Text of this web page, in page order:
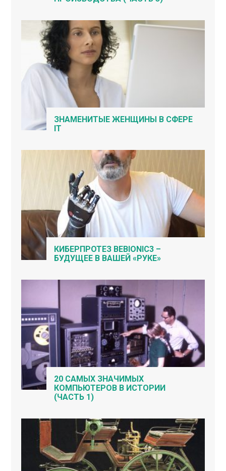
ЗНАМЕНИТЫЕ ЖЕНЩИНЫ В СФЕРЕ
IT
КИБЕРПРОТЕЗ BEBIONIC3 –
БУДУЩЕЕ В ВАШЕЙ «РУКЕ»
20 САМЫХ ЗНАЧИМЫХ
КОМПЬЮТЕРОВ В ИСТОРИИ
(ЧАСТЬ 1)